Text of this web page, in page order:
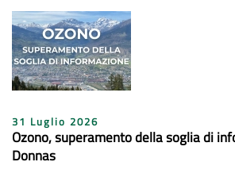
31 Luglio 2026
Ozono, superamento della soglia di
Donnas